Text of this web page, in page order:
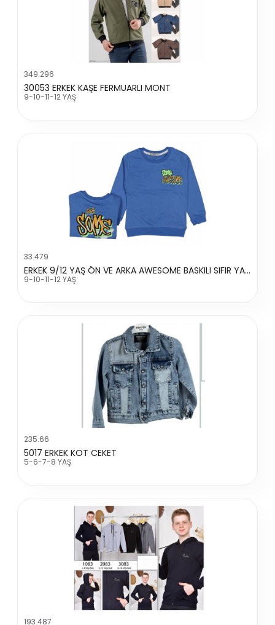
349.296
30053 ERKEK KAŞE FERMUARLI MONT
9-10-11-12 YAŞ
33.479
ERKEK 9/12 YAŞ ÖN VE ARKA AWESOME BASKILI SIFIR YAKA SWEAT
9-10-11-12 YAŞ
235.66
5017 ERKEK KOT CEKET
5-6-7-8 YAŞ
193.487